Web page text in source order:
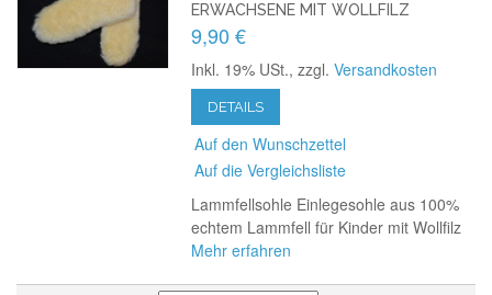
ERWACHSENE MIT WOLLFILZ
9,90 €
Inkl. 19% USt.,zzgl.Versandkosten
DETAILS
Auf den Wunschzettel
Auf die Vergleichsliste
Lammfellsohle Einlegesohle aus 100%
echtem Lammfell für Kinder mit Wollfilz
Mehr erfahren